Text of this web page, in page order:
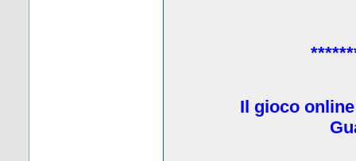
Il gioco